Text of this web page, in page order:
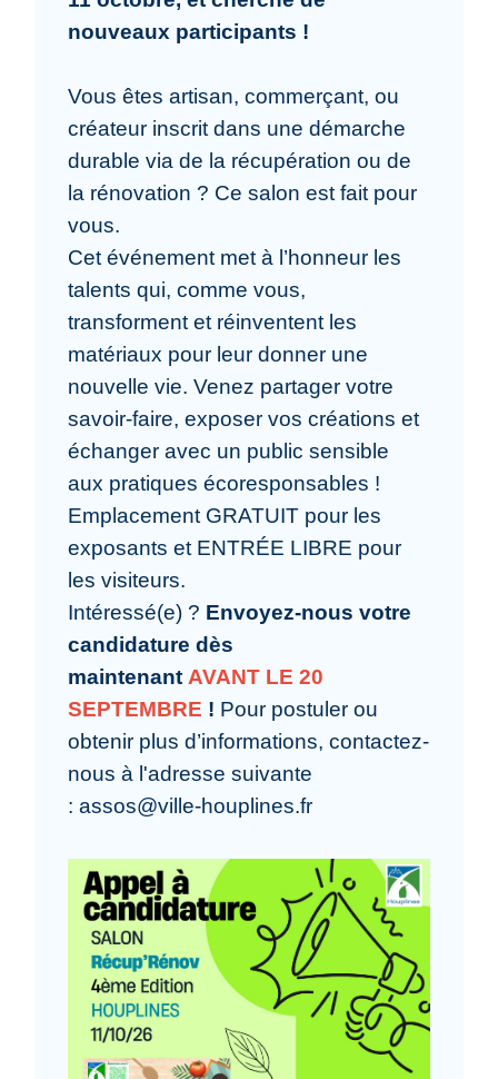
nouveaux participants !
Vous êtes artisan, commerçant, ou
créateur inscrit dans une démarche
durable via de la récupération ou de
la rénovation ? Ce salon est fait pour
vous.
Cet événement met à l’honneur les
talents qui, comme vous,
transforment et réinventent les
matériaux pour leur donner une
nouvelle vie. Venez partager votre
savoir-faire, exposer vos créations et
échanger avec un public sensible
aux pratiques écoresponsables !
Emplacement GRATUIT pour les
exposants et ENTRÉE LIBRE pour
les visiteurs.
Intéressé(e) ? Envoyez-nous votre
candidature dès
maintenant AVANT LE 20
SEPTEMBRE ! Pour postuler ou
obtenir plus d’informations, contactez-
nous à l'adresse suivante
: assos@ville-houplines.fr